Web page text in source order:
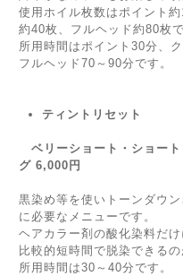
使用ホイル枚数はポイント
約40枚、フルヘッド約80枚で
所用時間はポイント30分、
フルヘッド70～90分です。
ティントリセット
ベリーショート・ショー
グ 6,000円
黒染め等を使いトーンダウ
に必要なメニューです。
ヘアカラー剤の酸化染料だ
比較的短時間で脱染できるの
所用時間は30～40分です。